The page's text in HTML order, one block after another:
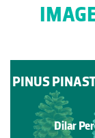
PINUS
Paulo Talhadas
PINUS
Dilar